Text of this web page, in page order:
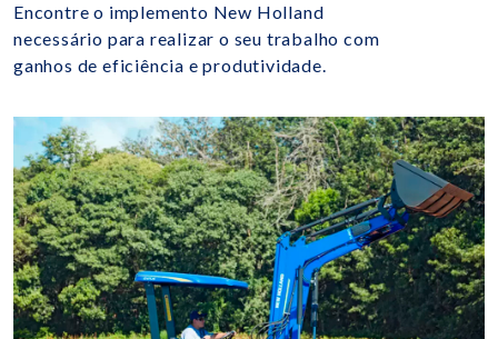
Encontre o implemento New Holland
necessário para realizar o seu trabalho com
ganhos de eficiência e produtividade.